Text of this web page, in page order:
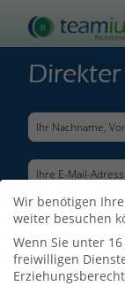
Wir benötigen
weiter besuchen
Wenn Sie unter
freiwilligen